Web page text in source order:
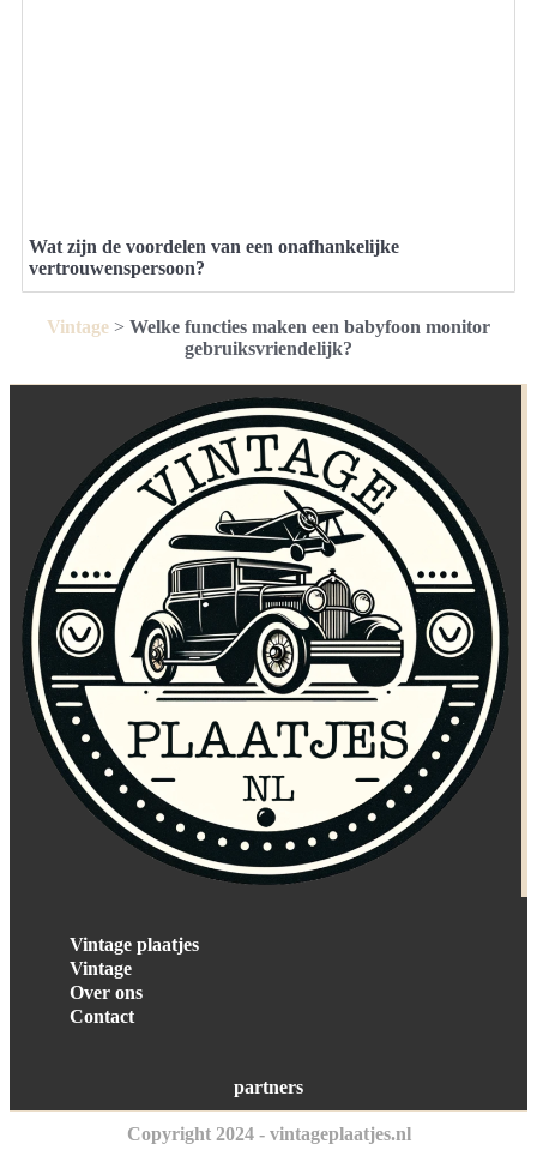
Wat zijn de voordelen van een onafhankelijke
vertrouwenspersoon?
Vintage > Welke functies maken een babyfoon monitor
gebruiksvriendelijk?
Vintage plaatjes
Vintage
Over ons
Contact
partners
Copyright 2024 - vintageplaatjes.nl